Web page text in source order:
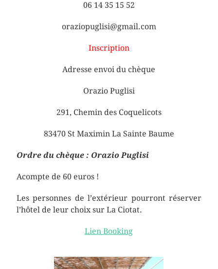
06 14 35 15 52
oraziopuglisi@gmail.com
Inscription
Adresse envoi du chèque
Orazio Puglisi
291, Chemin des Coquelicots
83470 St Maximin La Sainte Baume
Ordre du chèque : Orazio Puglisi
Acompte de 60 euros !
Les personnes de l’extérieur pourront réserver
l’hôtel de leur choix sur La Ciotat.
Lien Booking